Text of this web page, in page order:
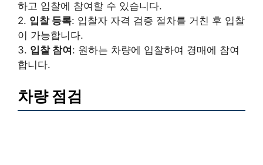
하고 입찰에 참여할 수 있습니다.
2. 입찰 등록: 입찰자 자격 검증 절차를 거친 후 입찰
이 가능합니다.
3. 입찰 참여 : 원하는 차량에 입찰하여 경매에 참여
합니다.
차량 점검